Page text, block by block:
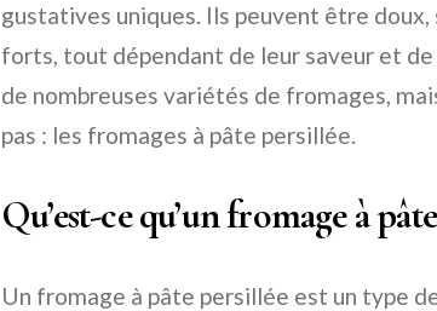
gustatives uniques. Ils peuvent être
forts, tout dépendant de leur saveur et
de nombreuses variétés de fromages,
pas : les fromages à pâte persillée.
Qu’est-ce qu’un fromage à
Un fromage à pâte persillée est un type